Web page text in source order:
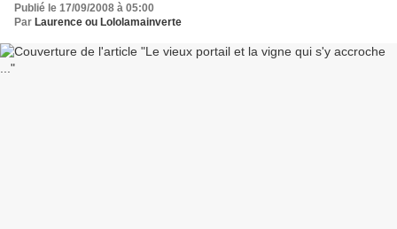
Publié le 17/09/2008 à 05:00
Par Laurence ou Lololamainverte